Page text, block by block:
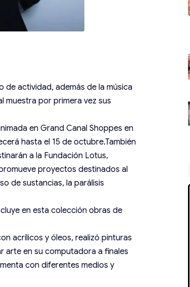
de actividad, además de la música
muestra por primera vez sus
en Grand Canal Shoppes en
hasta el 15 de octubre.También
a la Fundación Lotus,
proyectos destinados al
de sustancias, la parálisis
en esta colección obras de
acrílicos y óleos, realizó pinturas
arte en su computadora a finales
con diferentes medios y